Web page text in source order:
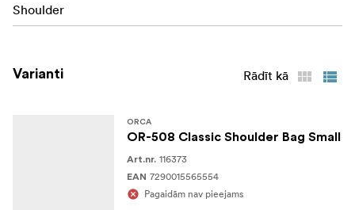
Shoulder
Varianti Rādīt kā
ORCA
OR-508 Classic Shoulder Bag Small
Art.nr. 116373
EAN 7290015565554
Pagaidām nav pieejams